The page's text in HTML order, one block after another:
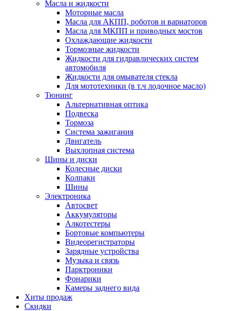
Масла и жидкости
Моторные масла
Масла для АКПП, роботов и вариаторов
Масла для МКПП и приводных мостов
Охлаждающие жидкости
Тормозные жидкости
Жидкости для гидравлических систем
автомобиля
Жидкости для омывателя стекла
Для мототехники (в т.ч лодочное масло)
Тюнинг
Альтернативная оптика
Подвеска
Тормоза
Система зажигания
Двигатель
Выхлопная система
Шины и диски
Колесные диски
Колпаки
Шины
Электроника
Автосвет
Аккумуляторы
Алкотестеры
Бортовые компьютеры
Видеорегистраторы
Зарядные устройства
Музыка и связь
Парктроники
Фонарики
Камеры заднего вида
Хиты продаж
Скидки